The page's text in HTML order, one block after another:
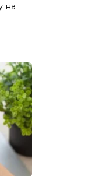
на